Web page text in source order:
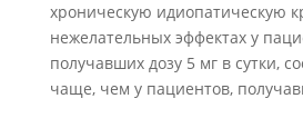
хроническую идиопатическую
нежелательных эффектах у
получавших дозу 5 мг в сутки,
чаще, чем у пациентов,